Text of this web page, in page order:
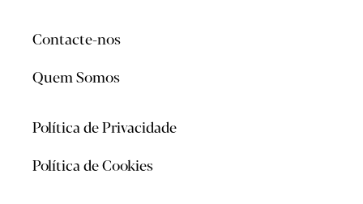
Contacte-nos
Quem Somos
Política de Privacidade
Política de Cookies